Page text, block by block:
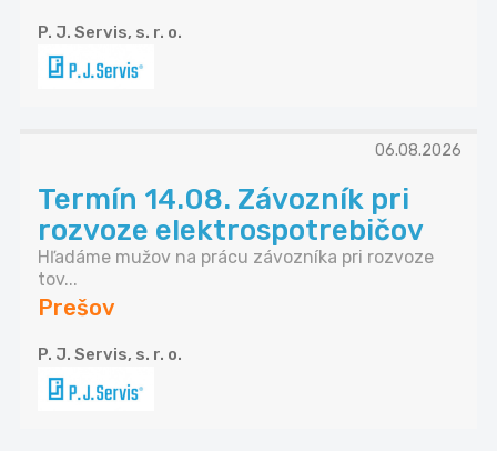
P. J. Servis, s. r. o.
06.08.2026
Termín 14.08. Závozník pri
rozvoze elektrospotrebičov
Hľadáme mužov na prácu závozníka pri rozvoze
tov...
Prešov
P. J. Servis, s. r. o.